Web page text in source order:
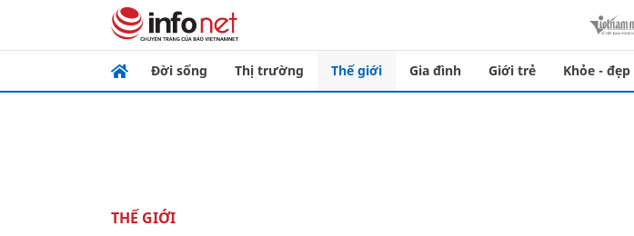
Đời sống Thị trường Thế giới Gia đình Giới trẻ Khỏe - đẹp
THẾ GIỚI